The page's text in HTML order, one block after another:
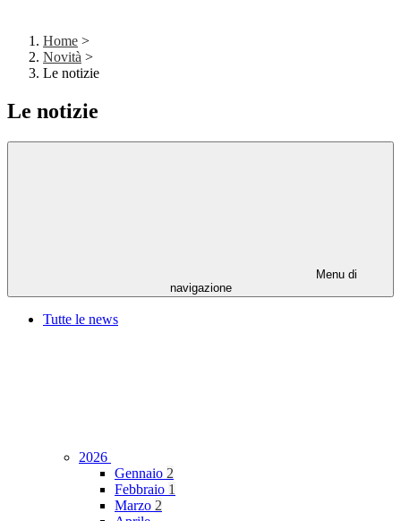
Home >
Novità >
Le notizie
Le notizie
Menu di
navigazione
Tutte le news
2026
Gennaio 2
Febbraio 1
Marzo 2